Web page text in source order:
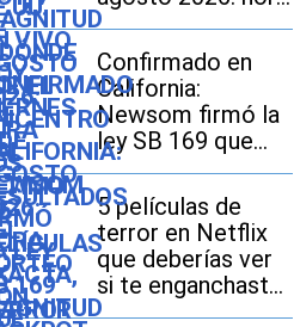
exacta, magnitud y
dónde fue el
epicentro del
último sismo
Confirmado en
California:
Newsom firmó la
ley SB 169 que
modifica el
acceso a las
licencias de
conducir
5 películas de
terror en Netflix
que deberías ver
si te enganchaste
con “The Last